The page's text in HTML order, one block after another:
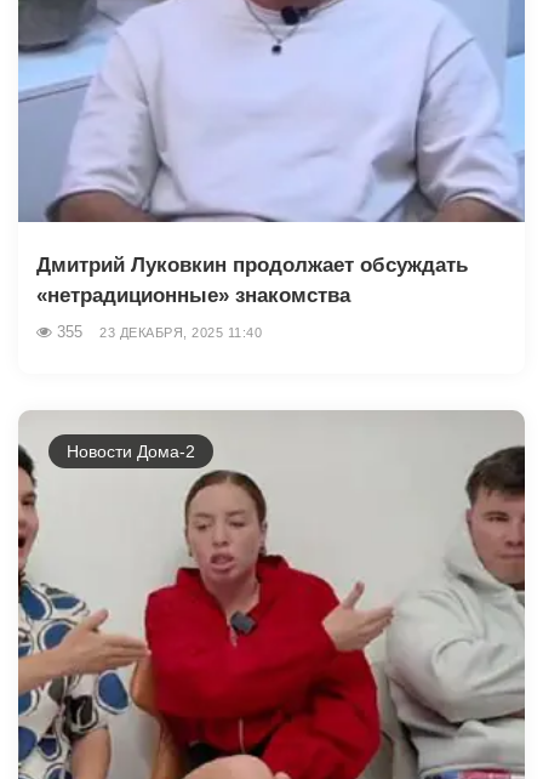
Дмитрий Луковкин продолжает обсуждать
«нетрадиционные» знакомства
355 23 ДЕКАБРЯ, 2025 11:40
Новости Дома-2